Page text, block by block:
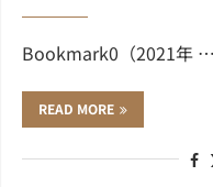
Bookmark0（2021年 …
READ MORE